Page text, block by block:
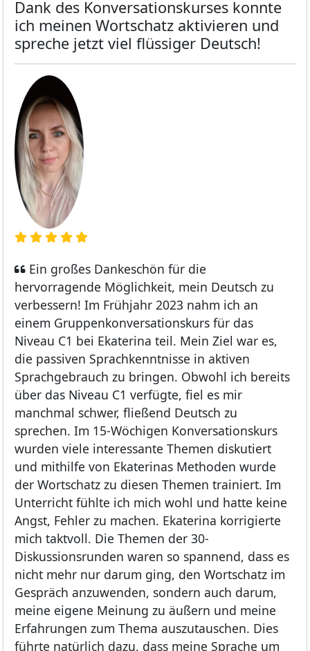
Dank des Konversationskurses konnte
ich meinen Wortschatz aktivieren und
spreche jetzt viel flüssiger Deutsch!
Ein großes Dankeschön für die
hervorragende Möglichkeit, mein Deutsch zu
verbessern! Im Frühjahr 2023 nahm ich an
einem Gruppenkonversationskurs für das
Niveau C1 bei Ekaterina teil. Mein Ziel war es,
die passiven Sprachkenntnisse in aktiven
Sprachgebrauch zu bringen. Obwohl ich bereits
über das Niveau C1 verfügte, fiel es mir
manchmal schwer, fließend Deutsch zu
sprechen. Im 15-Wöchigen Konversationskurs
wurden viele interessante Themen diskutiert
und mithilfe von Ekaterinas Methoden wurde
der Wortschatz zu diesen Themen trainiert. Im
Unterricht fühlte ich mich wohl und hatte keine
Angst, Fehler zu machen. Ekaterina korrigierte
mich taktvoll. Die Themen der 30-
Diskussionsrunden waren so spannend, dass es
nicht mehr nur darum ging, den Wortschatz im
Gespräch anzuwenden, sondern auch darum,
meine eigene Meinung zu äußern und meine
Erfahrungen zum Thema auszutauschen. Dies
führte natürlich dazu, dass meine Sprache um